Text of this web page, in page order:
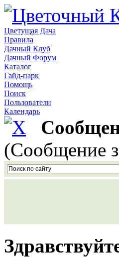
Цветущая Дача
Правила
Дачный Клуб
Дачный Форум
Каталог
Гайд-парк
Помощь
Поиск
Пользователи
Календарь
(Сообщение